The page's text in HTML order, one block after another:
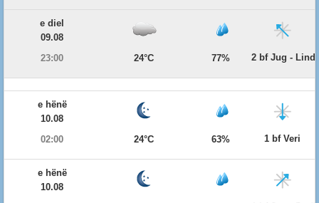
e diel
09.08
23:00
24°C 77% 2 bf Jug -
e hënë
10.08
02:00
24°C 63% 1 bf Veri
e hënë
10.08